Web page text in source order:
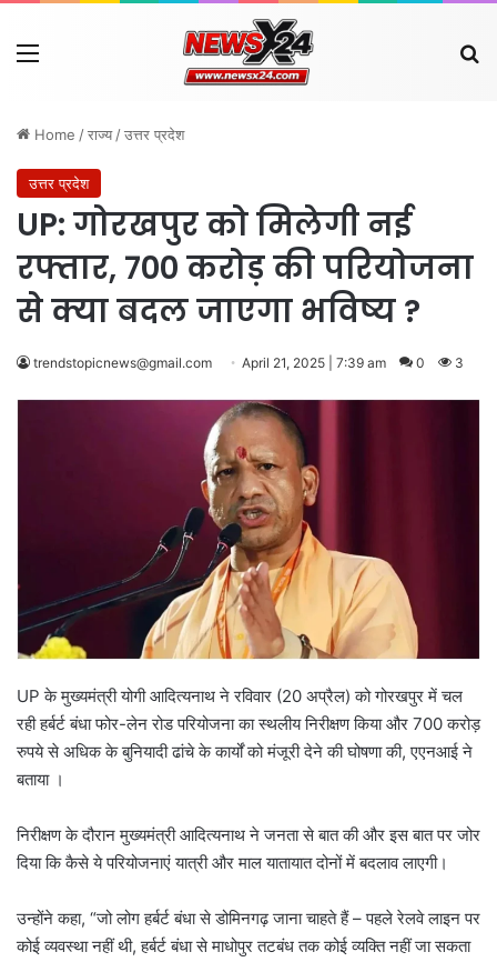
Menu
Home /राज्य /उत्तर प्रदेश
उत्तर प्रदेश
UP: गोरखपुर को मिलेगी नई
रफ्तार, 700 करोड़ की परियोजना
से क्या बदल जाएगा भविष्य ?
trendstopicnews@gmail.com April 21, 2025 | 7:39 am 0 3
UP के मुख्यमंत्री योगी आदित्यनाथ ने रविवार (20 अप्रैल) को गोरखपुर में चल
रही हर्बर्ट बंधा फोर-लेन रोड परियोजना का स्थलीय निरीक्षण किया और 700 करोड़
रुपये से अधिक के बुनियादी ढांचे के कार्यों को मंजूरी देने की घोषणा की, एएनआई ने
बताया ।
निरीक्षण के दौरान मुख्यमंत्री आदित्यनाथ ने जनता से बात की और इस बात पर जोर
दिया कि कैसे ये परियोजनाएं यात्री और माल यातायात दोनों में बदलाव लाएगी।
उन्होंने कहा, “जो लोग हर्बर्ट बंधा से डोमिनगढ़ जाना चाहते हैं – पहले रेलवे लाइन पर
कोई व्यवस्था नहीं थी, हर्बर्ट बंधा से माधोपुर तटबंध तक कोई व्यक्ति नहीं जा सकता